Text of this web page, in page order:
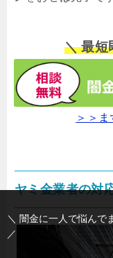
＼ 最短
＞＞
ヤミ金業者の対
＼ 闇金に一人で悩んで
／